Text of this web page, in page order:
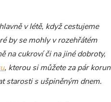
v létě, když cestujeme
by se mohly v rozehřátém
na cukroví či na jiné dobroty,
, kterou si můžete za pár korun
starosti s ušpiněným dnem.